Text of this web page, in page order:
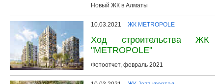
Новый ЖК в Алматы
10.03.2021 ЖК METROPOLE
Ход строительства ЖК
"METROPOLE"
Фотоотчет, февраль 2021